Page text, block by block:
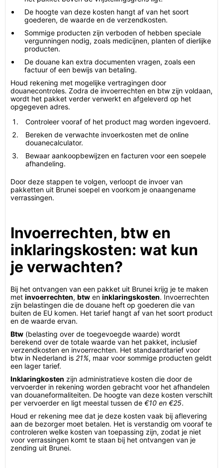
De hoogte van deze kosten hangt af van het soort
goederen, de waarde en de verzendkosten.
Sommige producten zijn verboden of hebben speciale
vergunningen nodig, zoals medicijnen, planten of dierlijke
producten.
De douane kan extra documenten vragen, zoals een
factuur of een bewijs van betaling.
Houd rekening met mogelijke vertragingen door
douanecontroles. Zodra de invoerrechten en btw zijn voldaan,
wordt het pakket verder verwerkt en afgeleverd op het
opgegeven adres.
Controleer vooraf of het product mag worden ingevoerd.
Bereken de verwachte invoerkosten met de online
douanecalculator.
Bewaar aankoopbewijzen en facturen voor een soepele
afhandeling.
Door deze stappen te volgen, verloopt de invoer van
pakketten uit Brunei soepel en voorkom je onaangename
verrassingen.
Invoerrechten, btw en
inklaringskosten: wat kun
je verwachten?
Bij het ontvangen van een pakket uit Brunei krijg je te maken
met invoerrechten, btw en inklaringskosten. Invoerrechten
zijn belastingen die de douane heft op goederen die van
buiten de EU komen. Het tarief hangt af van het soort product
en de waarde ervan.
Btw (belasting over de toegevoegde waarde) wordt
berekend over de totale waarde van het pakket, inclusief
verzendkosten en invoerrechten. Het standaardtarief voor
btw in Nederland is 21%, maar voor sommige producten geldt
een lager tarief.
Inklaringkosten zijn administratieve kosten die door de
vervoerder in rekening worden gebracht voor het afhandelen
van douaneformaliteiten. De hoogte van deze kosten verschilt
per vervoerder en ligt meestal tussen de €10 en €25.
Houd er rekening mee dat je deze kosten vaak bij aflevering
aan de bezorger moet betalen. Het is verstandig om vooraf te
controleren welke kosten van toepassing zijn, zodat je niet
voor verrassingen komt te staan bij het ontvangen van je
zending uit Brunei.